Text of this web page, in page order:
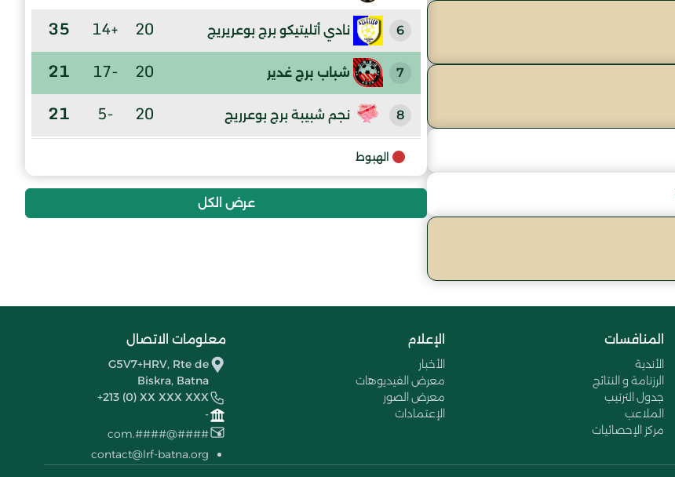
6 نادي أتليتيكو برج بوعريريج 20
+14
35
7 شباب برج غدير 20
-17
21
8 نجم شبيبة برج بوعرريج 20
-5
21
9 الهبوط
عرض الكل
المنافسات
الأندية
الرزنامة و النتائج
جدول الترتيب
الملاعب
مركز الإحصائيات
الإعلام
الأخبار
معرض الفيديوهات
معرض الصور
الإعتمادات
معلومات الاتصال
G5V7+HRV, Rte de
Biskra, Batna
+213 (0) XX XXX XXX
-
####@####.com
contact@lrf-batna.org